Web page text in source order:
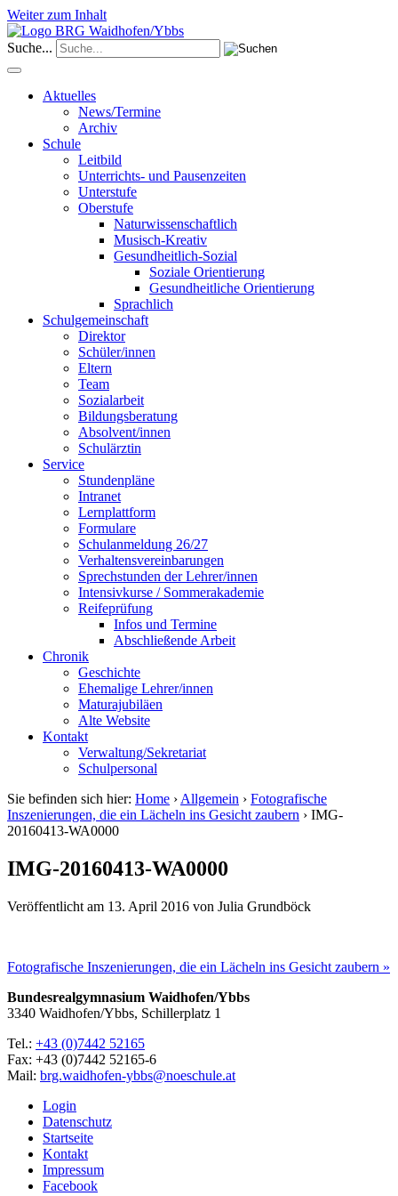
Weiter zum Inhalt
Suche...
Aktuelles
News/Termine
Archiv
Schule
Leitbild
Unterrichts- und Pausenzeiten
Unterstufe
Oberstufe
Naturwissenschaftlich
Musisch-Kreativ
Gesundheitlich-Sozial
Soziale Orientierung
Gesundheitliche Orientierung
Sprachlich
Schulgemeinschaft
Direktor
Schüler/innen
Eltern
Team
Sozialarbeit
Bildungsberatung
Absolvent/innen
Schulärztin
Service
Stundenpläne
Intranet
Lernplattform
Formulare
Schulanmeldung 26/27
Verhaltensvereinbarungen
Sprechstunden der Lehrer/innen
Intensivkurse / Sommerakademie
Reifeprüfung
Infos und Termine
Abschließende Arbeit
Chronik
Geschichte
Ehemalige Lehrer/innen
Maturajubiläen
Alte Website
Kontakt
Verwaltung/Sekretariat
Schulpersonal
Sie befinden sich hier: Home › Allgemein › Fotografische
Inszenierungen, die ein Lächeln ins Gesicht zaubern › IMG-
20160413-WA0000
IMG-20160413-WA0000
Veröffentlicht am 13. April 2016 von Julia Grundböck
Fotografische Inszenierungen, die ein Lächeln ins Gesicht zaubern »
Bundesrealgymnasium Waidhofen/Ybbs
3340 Waidhofen/Ybbs, Schillerplatz 1
Tel.: +43 (0)7442 52165
Fax: +43 (0)7442 52165-6
Mail: brg.waidhofen-ybbs@noeschule.at
Login
Datenschutz
Startseite
Kontakt
Impressum
Facebook